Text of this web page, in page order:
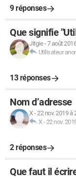
9 réponses
Que signifie
Jitgie-7 août
Utilisateur
13 réponses
Nom d’adresse
X-22 nov. 2019 à
X-22 nov.
2 réponses
Que faut il